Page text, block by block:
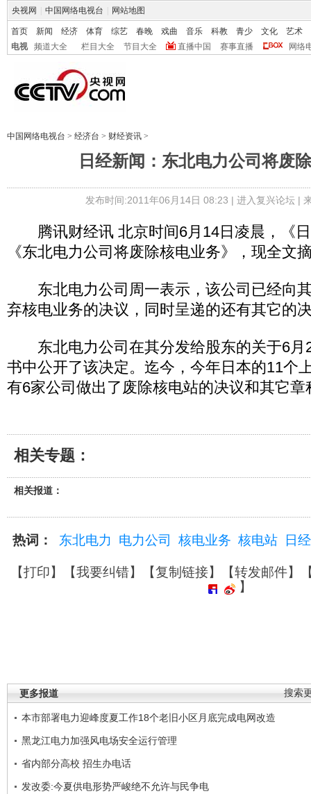
央视网 中国网络电视台 网站地图
首页 新闻 经济 体育 综艺 春晚 戏曲 音乐 科教 青少 文化
艺术
电视
频道大全 栏目大全 节目大全 直播中国 赛事直播 网络
中国网络电视台 > 经济台 > 财经资讯 >
日经新闻：东北电力公司将废
发布时间:2011年06月14日 08:23 | 进入复兴论坛|
腾讯财经讯 北京时间6月14日凌晨，《日
《东北电力公司将废除核电业务》，现全文
东北电力公司周一表示，该公司已经向
弃核电业务的决议，同时呈递的还有其它的
东北电力公司在其分发给股东的关于6月
书中公开了该决定。迄今，今年日本的11个
有6家公司做出了废除核电站的决议和其它章
相关专题：
相关报道：
热词： 东北电力 电力公司 核电业务 核电站 日
【打印】【我要纠错】【复制链接】【转发邮件】
】
搜索
更多报道
本市部署电力迎峰度夏工作18个老旧小区月底完成电网改造
黑龙江电力加强风电场安全运行管理
省内部分高校 招生办电话
发改委:今夏供电形势严峻绝不允许与民争电